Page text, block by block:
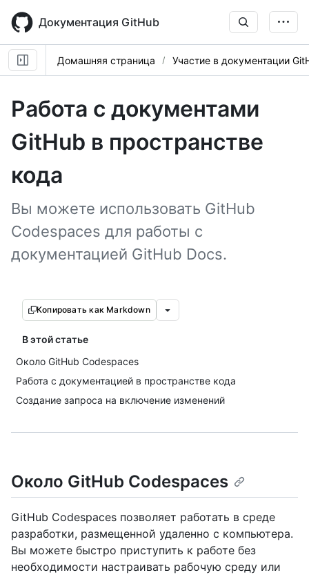
main
content
Документация GitHub
Домашняя страница Участие в документации
Работа с документами
GitHub в пространстве
кода
Вы можете использовать GitHub
Codespaces для работы с
документацией GitHub Docs.
Копировать как Markdown
В этой статье
Около GitHub Codespaces
Работа с документацией в пространстве кода
Создание запроса на включение изменений
Около GitHub Codespaces
GitHub Codespaces позволяет работать в среде
разработки, размещенной удаленно с компьютера.
Вы можете быстро приступить к работе без
необходимости настраивать рабочую среду или